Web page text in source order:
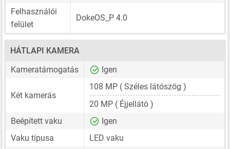
Felhasználói
felület
DokeOS_P 4.0
HÁTLAPI KAMERA
Kameratámogatás
Igen
Két kamerás
108 MP ( Széles látószög )
20 MP ( Éjjellátó )
Beépített vaku
Igen
Vaku típusa
LED vaku